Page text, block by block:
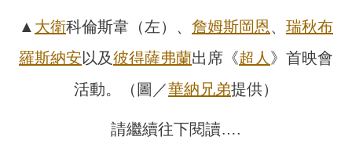
▲ 大衛科倫斯韋（左）、 詹姆斯岡恩、 瑞秋布
羅斯納安以及彼得薩弗蘭出席《超人 》首映會
活動。（圖／華納兄弟提供）
請繼續往下閱讀….